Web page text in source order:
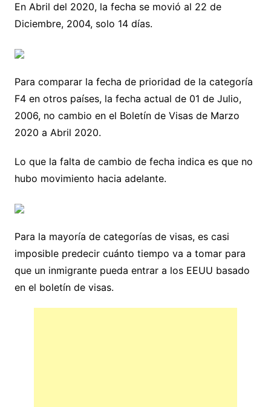
En Abril del 2020, la fecha se movió al 22 de
Diciembre, 2004, solo 14 días.
Para comparar la fecha de prioridad de la categoría
F4 en otros países, la fecha actual de 01 de Julio,
2006, no cambio en el Boletín de Visas de Marzo
2020 a Abril 2020.
Lo que la falta de cambio de fecha indica es que no
hubo movimiento hacia adelante.
Para la mayoría de categorías de visas, es casi
imposible predecir cuánto tiempo va a tomar para
que un inmigrante pueda entrar a los EEUU basado
en el boletín de visas.